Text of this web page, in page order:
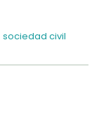
sociedad civil